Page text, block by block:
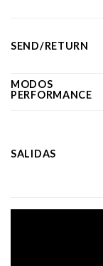
SEND/RETURN
MODOS
PERFORMANCE
SALIDAS